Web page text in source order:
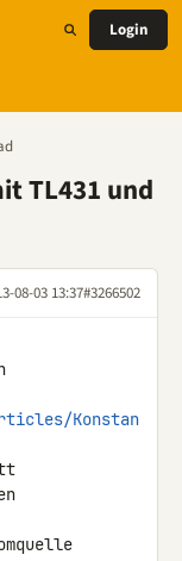
Login
TL431 und
08-03 13:37#3266502
Konstan